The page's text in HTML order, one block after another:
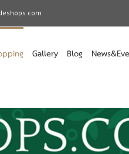
Gallery Blog